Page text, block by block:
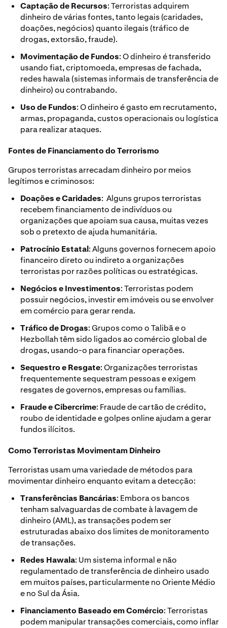
Captação de Recursos: Terroristas adquirem
dinheiro de várias fontes, tanto legais (caridades,
doações, negócios) quanto ilegais (tráfico de
drogas, extorsão, fraude).
Movimentação de Fundos: O dinheiro é transferido
usando fiat, criptomoeda, empresas de fachada,
redes hawala (sistemas informais de transferência de
dinheiro) ou contrabando.
Uso de Fundos: O dinheiro é gasto em recrutamento,
armas, propaganda, custos operacionais ou logística
para realizar ataques.
Fontes de Financiamento do Terrorismo
Grupos terroristas arrecadam dinheiro por meios
legítimos e criminosos:
Doações e Caridades: Alguns grupos terroristas
recebem financiamento de indivíduos ou
organizações que apoiam sua causa, muitas vezes
sob o pretexto de ajuda humanitária.
Patrocínio Estatal: Alguns governos fornecem apoio
financeiro direto ou indireto a organizações
terroristas por razões políticas ou estratégicas.
Negócios e Investimentos: Terroristas podem
possuir negócios, investir em imóveis ou se envolver
em comércio para gerar renda.
Tráfico de Drogas: Grupos como o Talibã e o
Hezbollah têm sido ligados ao comércio global de
drogas, usando-o para financiar operações.
Sequestro e Resgate: Organizações terroristas
frequentemente sequestram pessoas e exigem
resgates de governos, empresas ou famílias.
Fraude e Cibercrime: Fraude de cartão de crédito,
roubo de identidade e golpes online ajudam a gerar
fundos ilícitos.
Como Terroristas Movimentam Dinheiro
Terroristas usam uma variedade de métodos para
movimentar dinheiro enquanto evitam a detecção:
Transferências Bancárias: Embora os bancos
tenham salvaguardas de combate à lavagem de
dinheiro (AML), as transações podem ser
estruturadas abaixo dos limites de monitoramento
de transações.
Redes Hawala: Um sistema informal e não
regulamentado de transferência de dinheiro usado
em muitos países, particularmente no Oriente Médio
e no Sul da Ásia.
Financiamento Baseado em Comércio: Terroristas
podem manipular transações comerciais, como inflar